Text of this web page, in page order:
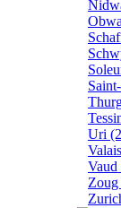
Uri
Vaud